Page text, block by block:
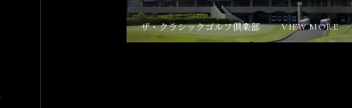
ザ・クラシックゴルフ倶楽部 VIEW MORE